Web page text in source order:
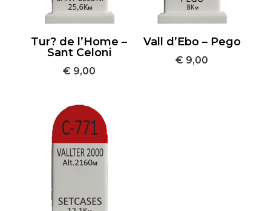
Tur? de l’Home –
Sant Celoni
€ 9,00
Vall d’Ebo – Pego
€ 9,00